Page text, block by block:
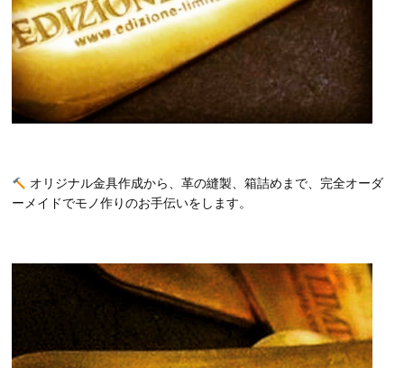
オリジナル金具作成から、革の縫製、箱詰めまで、完全オーダ
ーメイドでモノ作りのお手伝いをします。